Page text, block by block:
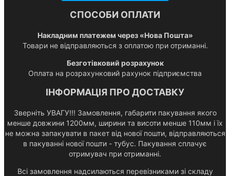
СПОСОБИ ОПЛАТИ
Накладним платежем через «Нова Пошта»
Товари не відправляються з оплатою при отриманні.
Безготівковий розрахунок
Оплата на розрахунковий рахунок підприємства
ІНФОРМАЦІЯ ПРО ДОСТАВКУ
Зверніть УВАГУ!!! Замовлення, габарити пакування якого
менше довжини 1200мм, ширини та висоти менше 110мм і їх
не можна запакувати в пакет від нової пошти, відправляються
в пакуванні нової пошти - тубус. Пакування сплачує
отримувач при отриманні.
Всі замовлення надсилаються перевізниками зі складу